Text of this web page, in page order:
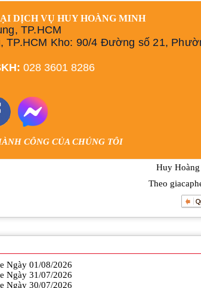
DỊCH VỤ HUY HOÀNG MINH
TP.HCM
TP.HCM Kho: 90/4 Đường số 21,
028 3601 8286
CÔNG CỦA CHÚNG TÔI
Huy
Theo
Ngày 01/08/2026
Ngày 31/07/2026
Ngày 30/07/2026